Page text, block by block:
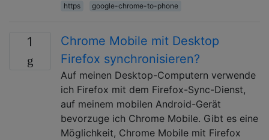
https
google-chrome-to-phone
1
Chrome Mobile mit Desktop
Firefox synchronisieren?
Auf meinen Desktop-Computern verwende
ich Firefox mit dem Firefox-Sync-Dienst,
auf meinem mobilen Android-Gerät
bevorzuge ich Chrome Mobile. Gibt es eine
Möglichkeit, Chrome Mobile mit Firefox